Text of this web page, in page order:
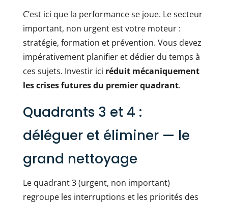
C’est ici que la performance se joue. Le secteur
important, non urgent est votre moteur :
stratégie, formation et prévention. Vous devez
impérativement planifier et dédier du temps à
ces sujets. Investir ici réduit mécaniquement
les crises futures du premier quadrant.
Quadrants 3 et 4 :
déléguer et éliminer — le
grand nettoyage
Le quadrant 3 (urgent, non important)
regroupe les interruptions et les priorités des